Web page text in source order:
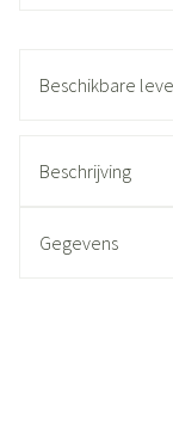
Beschikbare
Beschrijving
Gegevens